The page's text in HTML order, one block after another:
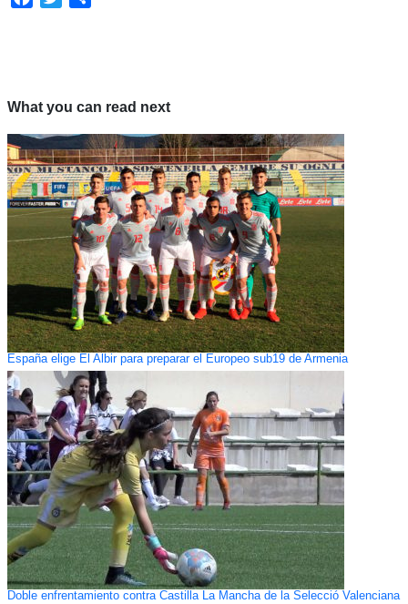
What you can read next
España elige El Albir para preparar el Europeo sub19 de Armenia
Doble enfrentamiento contra Castilla La Mancha de la Selecció Valenciana